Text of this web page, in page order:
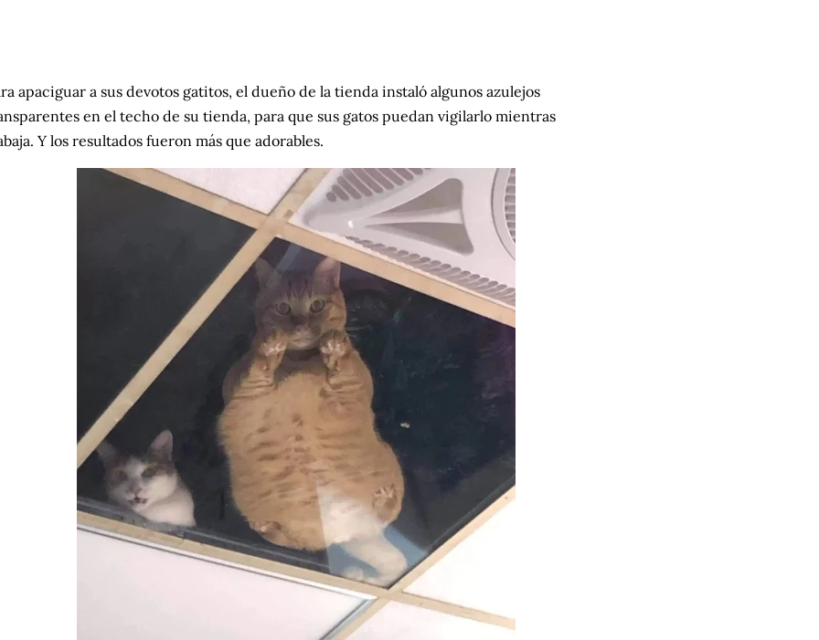
apaciguar a sus devotos gatitos, el dueño de la tienda instaló algunos azulejos
en el techo de su tienda, para que sus gatos puedan vigilarlo mientras
Y los resultados fueron más que adorables.